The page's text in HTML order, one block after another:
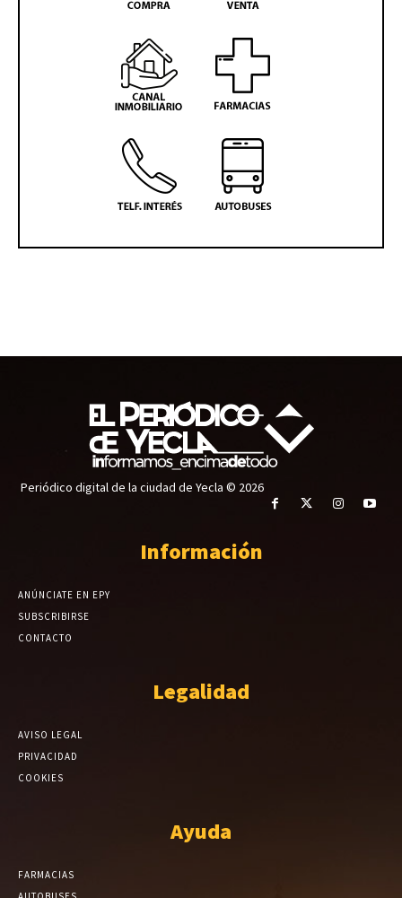
Periódico digital de la ciudad de Yecla © 2026
Información
ANÚNCIATE EN EPY
SUBSCRIBIRSE
CONTACTO
Legalidad
AVISO LEGAL
PRIVACIDAD
COOKIES
Ayuda
FARMACIAS